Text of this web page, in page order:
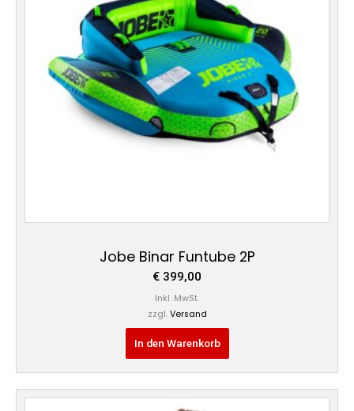
Jobe Binar Funtube 2P
€ 399,00
Inkl. MwSt.
zzgl. Versand
In den Warenkorb
Dieses